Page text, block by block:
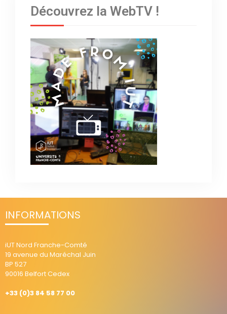
Découvrez la WebTV !
INFORMATIONS
iUT Nord Franche-Comté
19 avenue du Maréchal Juin
BP 527
90016 Belfort Cedex
+33 (0)3 84 58 77 00